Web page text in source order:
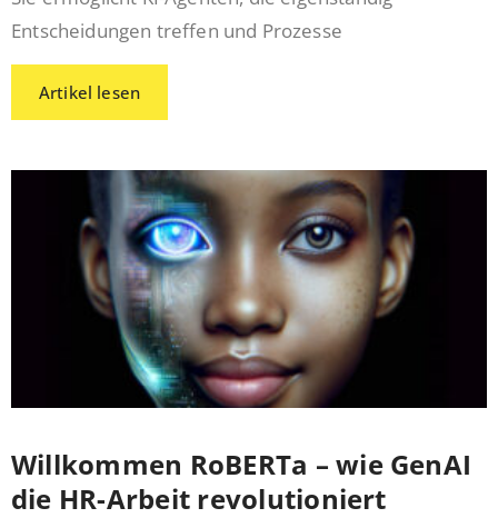
Entscheidungen treffen und Prozesse
Artikel lesen
Willkommen RoBERTa – wie GenAI
die HR-Arbeit revolutioniert